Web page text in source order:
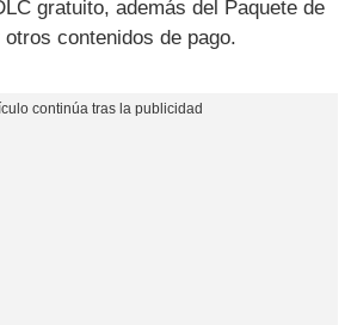
gratuito, además del Paquete de
contenidos de pago.